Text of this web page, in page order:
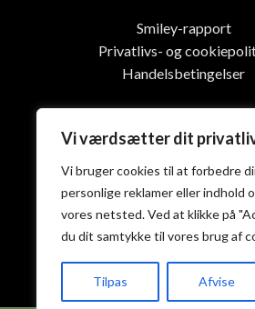
Vi værdsætter dit
Vi bruger cookies til at forbedre
personlige reklamer eller indhold
vores netsted. Ved at klikke på
du dit samtykke til vores brug af
Tilpas Afvise
Smiley-rapport
Privatlivs- og
Handelsbetingelser